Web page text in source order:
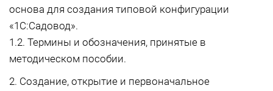
основа для создания типовой конфигурации
«1С:Садовод».
1.2. Термины и обозначения, принятые в
методическом пособии.
2. Создание, открытие и первоначальное